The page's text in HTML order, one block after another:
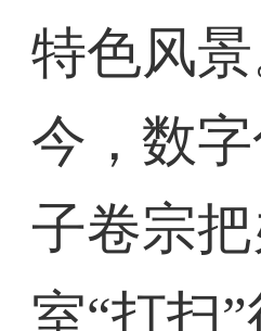
特色风
今，数
子卷宗
室“打扫